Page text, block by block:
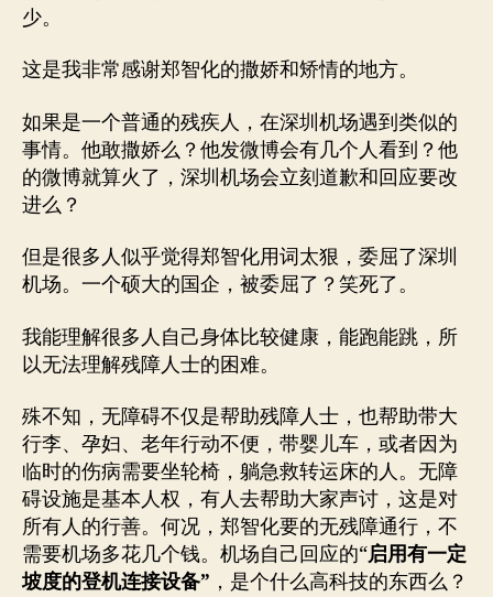
少。
这是我非常感谢郑智化的撒娇和矫情的地方。
如果是一个普通的残疾人，在深圳机场遇到类似的
事情。他敢撒娇么？他发微博会有几个人看到？他
的微博就算火了，深圳机场会立刻道歉和回应要改
进么？
但是很多人似乎觉得郑智化用词太狠，委屈了深圳
机场。一个硕大的国企，被委屈了？笑死了。
我能理解很多人自己身体比较健康，能跑能跳，所
以无法理解残障人士的困难。
殊不知，无障碍不仅是帮助残障人士，也帮助带大
行李、孕妇、老年行动不便，带婴儿车，或者因为
临时的伤病需要坐轮椅，躺急救转运床的人。无障
碍设施是基本人权，有人去帮助大家声讨，这是对
所有人的行善。何况，郑智化要的无残障通行，不
需要机场多花几个钱。机场自己回应的“启用有一定
坡度的登机连接设备” ，是个什么高科技的东西么？